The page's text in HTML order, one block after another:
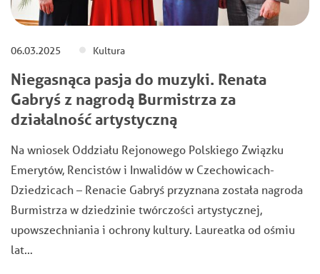
06.03.2025 Kultura
Niegasnąca pasja do muzyki. Renata
Gabryś z nagrodą Burmistrza za
działalność artystyczną
Na wniosek Oddziału Rejonowego Polskiego Związku
Emerytów, Rencistów i Inwalidów w Czechowicach-
Dziedzicach – Renacie Gabryś przyznana została nagroda
Burmistrza w dziedzinie twórczości artystycznej,
upowszechniania i ochrony kultury. Laureatka od ośmiu
lat…